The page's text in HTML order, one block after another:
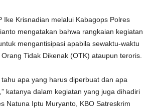
Ike Krisnadian melalui Kabagops Polres
mengatakan bahwa rangkaian kegiatan
mengantisipasi apabila sewaktu-waktu
Tidak Dikenak (OTK) ataupun teroris.
apa yang harus diperbuat dan apa
katanya dalam kegiatan yang juga dihadiri
Natuna Iptu Muryanto, KBO Satreskrim